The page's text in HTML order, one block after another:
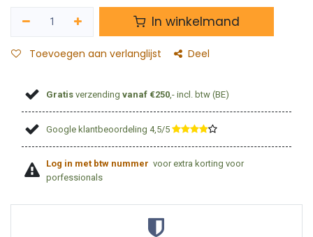
In winkelmand
Toevoegen aan verlanglijst Deel
Gratis verzendingvanaf €250 ,- incl. btw (BE)
Google klantbeoordeling 4,5/5 ​
Log in met btw nummer voor extra korting voor
porfessionals